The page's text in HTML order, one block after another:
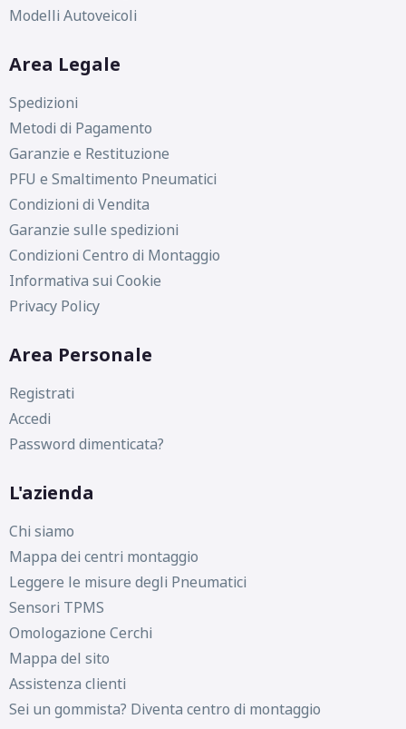
D
D
Modelli Autoveicoli
Area Legale
Spedizioni
Metodi di Pagamento
Garanzie e Restituzione
PFU e Smaltimento Pneumatici
Condizioni di Vendita
Garanzie sulle spedizioni
Condizioni Centro di Montaggio
Informativa sui Cookie
Privacy Policy
Area Personale
Registrati
Accedi
Password dimenticata?
L'azienda
Chi siamo
Mappa dei centri montaggio
Leggere le misure degli Pneumatici
Sensori TPMS
Omologazione Cerchi
Mappa del sito
Assistenza clienti
Sei un gommista? Diventa centro di montaggio